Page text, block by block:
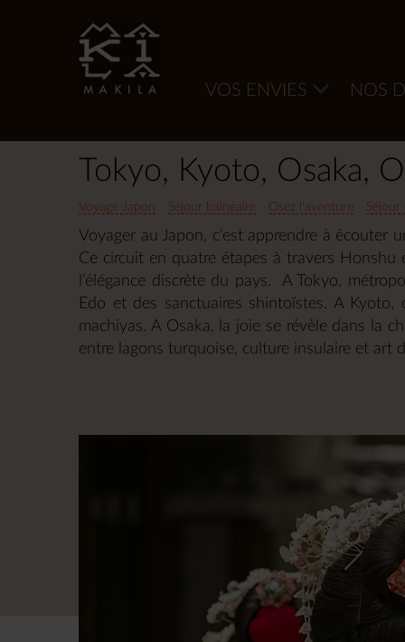
VOS ENVIES NOS
Tokyo, Kyoto, Osaka,
Voyage Japon Séjour balnéaire Osez l'aventure Séjour
Voyager au Japon, c’est apprendre à
Ce circuit en quatre étapes à travers
l’élégance discrète du pays. A Tokyo,
Edo et des sanctuaires shintoïstes. A
machiyas. A Osaka, la joie se révèle dans la
entre lagons turquoise, culture insulaire et art